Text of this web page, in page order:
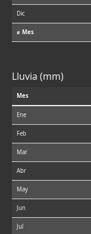
Dic
⌀ Mes
Lluvia (mm)
Mes
Ene
Feb
Mar
Abr
May
Jun
Jul